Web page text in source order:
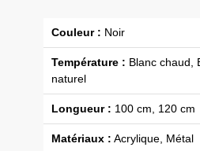
Couleur : Noir
Température : Blanc chaud,
naturel
Longueur : 100 cm, 120 cm
Matériaux : Acrylique, Métal